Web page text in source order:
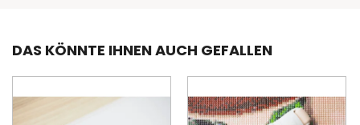
DAS KÖNNTE IHNEN AUCH GEFALLEN